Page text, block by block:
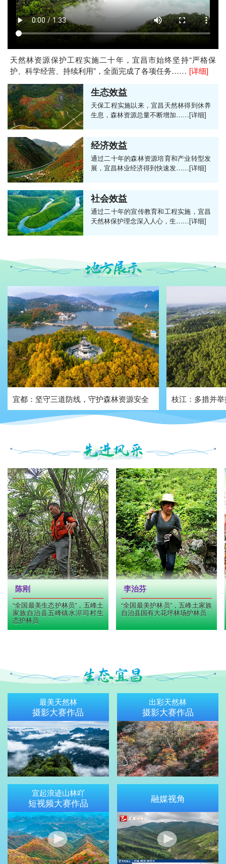
天然林资源保护工程实施二十年，宜昌市始终坚持“严格保
护、科学经营、持续利用”，全面完成了各项任务…… [详细]
生态效益
天保工程实施以来，宜昌天然林得到休养
生息，森林资源总量不断增加……[详细]
经济效益
通过二十年的森林资源培育和产业转型发
展，宜昌林业经济得到快速发……[详细]
社会效益
通过二十年的宣传教育和工程实施，宜昌
天然林保护理念深入人心，生……[详细]
宜都：坚守三道防线，守护森林资源安全 枝江：多措并
陈刚
“全国最美生态护林员”，五峰土
家族自治县五峰镇水浕司村生
态护林员
李治芬
“全国最美护林员”，五峰土家族
自治县国有大花坪林场护林员
最美天然林
摄影大赛作品
出彩天然林
摄影大赛作品
宜起浪迹山林吖
短视频大赛作品 融媒视角